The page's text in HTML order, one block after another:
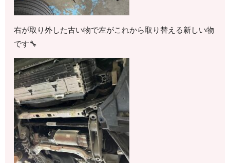
右が取り外した古い物で左がこれから取り替える新しい物
です🔧